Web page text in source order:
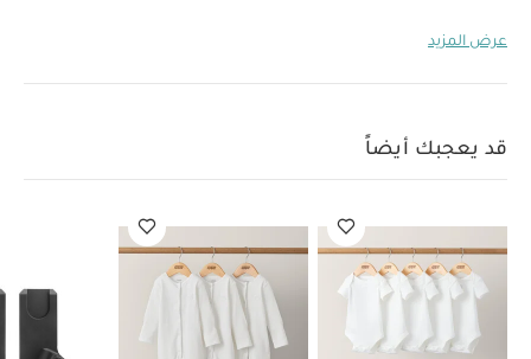
كلاود تي آي سايز بلاس من سايبكس - رمادي
عرض المزيد
قد يعجبك أيضاً